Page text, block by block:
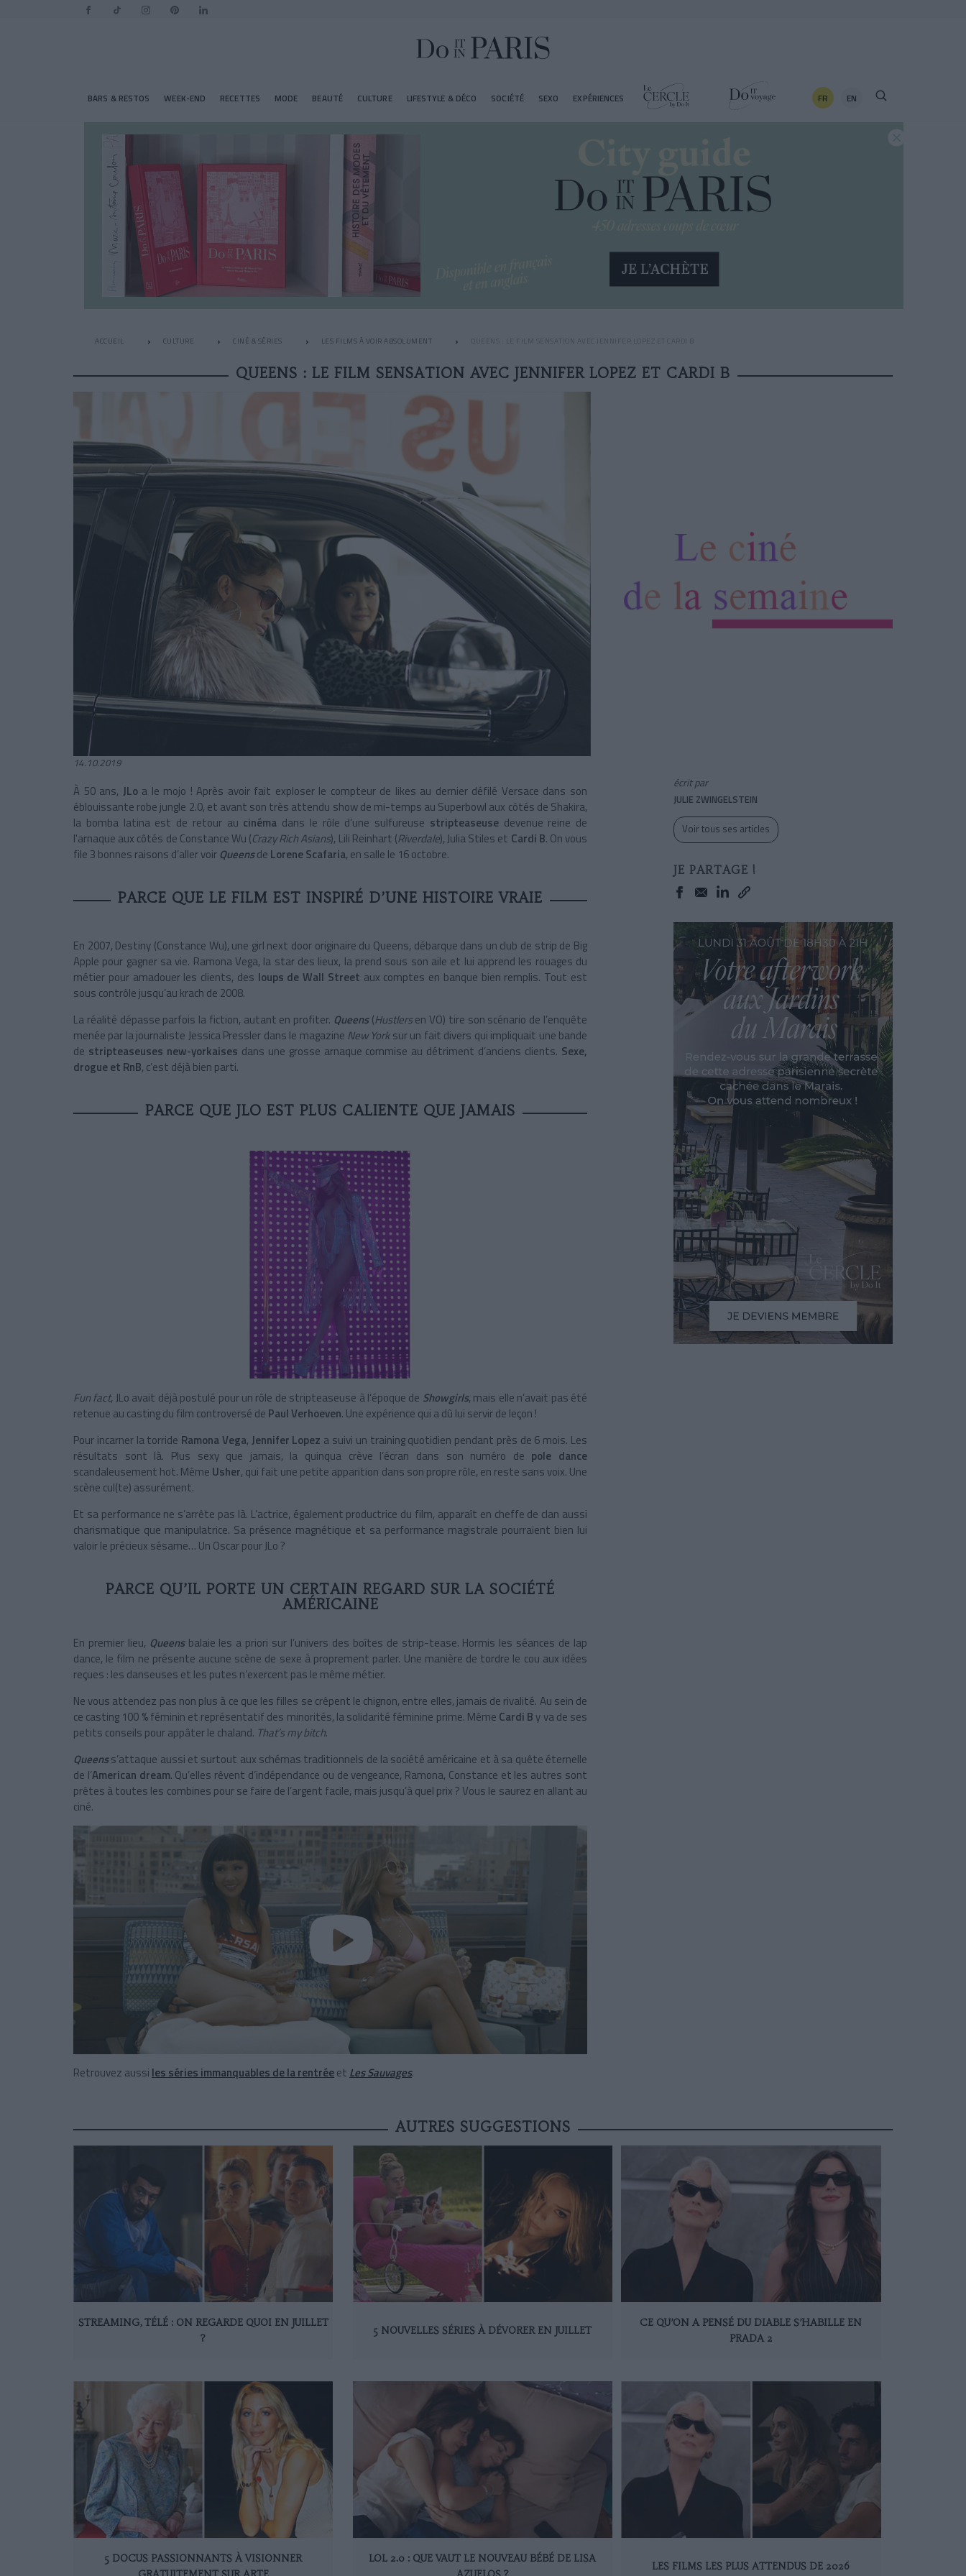
BARS & RESTOS WEEK-END RECETTES MODE BEAUTÉ CULTURE LIFESTYLE & DÉCO SOCIÉTÉ SEXO EXPÉRIENCES FR EN
ACCUEIL CULTURE CINÉ & SÉRIES LES FILMS À VOIR ABSOLUMENT QUEENS : LE FILM SENSATION AVEC JENNIFER LOPEZ ET CARDI B
QUEENS : LE FILM SENSATION AVEC JENNIFER LOPEZ ET CARDI B
14.10.2019
À 50 ans, JLo a le mojo ! Après avoir fait exploser le compteur de likes au dernier défilé Versace dans son
éblouissante robe jungle 2.0, et avant son très attendu show de mi-temps au Superbowl aux côtés de Shakira,
la bomba latina est de retour au cinéma dans le rôle d’une sulfureuse stripteaseuse devenue reine de
l'arnaque aux côtés de Constance Wu (Crazy Rich Asians), Lili Reinhart (Riverdale), Julia Stiles et Cardi B. On vous
file 3 bonnes raisons d’aller voir Queensde Lorene Scafaria, en salle le 16 octobre.
PARCE QUE LE FILM EST INSPIRÉ D’UNE HISTOIRE VRAIE
En 2007, Destiny (Constance Wu), une girl next door originaire du Queens, débarque dans un club de strip de Big
Apple pour gagner sa vie. Ramona Vega, la star des lieux, la prend sous son aile et lui apprend les rouages du
métier pour amadouer les clients, des loups de Wall Street aux comptes en banque bien remplis. Tout est
sous contrôle jusqu’au krach de 2008.
La réalité dépasse parfois la fiction, autant en profiter. Queens(Hustlersen VO) tire son scénario de l’enquête
menée par la journaliste Jessica Pressler dans le magazine New Yorksur un fait divers qui impliquait une bande
de stripteaseuses new-yorkaises dans une grosse arnaque commise au détriment d’anciens clients. Sexe,
drogue et RnB, c’est déjà bien parti.
PARCE QUE JLO EST PLUS CALIENTE QUE JAMAIS
Fun fact, JLo avait déjà postulé pour un rôle de stripteaseuse à l’époque de Showgirls, mais elle n’avait pas été
retenue au casting du film controversé de Paul Verhoeven. Une expérience qui a dû lui servir de leçon !
Pour incarner la torride Ramona Vega, Jennifer Lopez a suivi un training quotidien pendant près de 6 mois. Les
résultats sont là. Plus sexy que jamais, la quinqua crève l’écran dans son numéro de pole dance
scandaleusement hot. Même Usher, qui fait une petite apparition dans son propre rôle, en reste sans voix. Une
scène cul(te) assurément.
Et sa performance ne s’arrête pas là. L’actrice, également productrice du film, apparaît en cheffe de clan aussi
charismatique que manipulatrice. Sa présence magnétique et sa performance magistrale pourraient bien lui
valoir le précieux sésame… Un Oscar pour JLo ?
PARCE QU’IL PORTE UN CERTAIN REGARD SUR LA SOCIÉTÉ
AMÉRICAINE
En premier lieu, Queens balaie les a priori sur l’univers des boîtes de strip-tease. Hormis les séances de lap
dance, le film ne présente aucune scène de sexe à proprement parler. Une manière de tordre le cou aux idées
reçues : les danseuses et les putes n’exercent pas le même métier.
Ne vous attendez pas non plus à ce que les filles se crêpent le chignon, entre elles, jamais de rivalité. Au sein de
ce casting 100 % féminin et représentatif des minorités, la solidarité féminine prime. Même Cardi By va de ses
petits conseils pour appâter le chaland. That’s my bitch.
Queenss’attaque aussi et surtout aux schémas traditionnels de la société américaine et à sa quête éternelle
de l’American dream. Qu’elles rêvent d’indépendance ou de vengeance, Ramona, Constance et les autres sont
prêtes à toutes les combines pour se faire de l’argent facile, mais jusqu’à quel prix ? Vous le saurez en allant au
ciné.
Retrouvez aussi les séries immanquables de la rentréeet Les Sauvages.
écrit par
JULIE ZWINGELSTEIN
Voir tous ses articles
JE PARTAGE !
AUTRES SUGGESTIONS
STREAMING, TÉLÉ : ON REGARDE QUOI EN JUILLET
?
5 NOUVELLES SÉRIES À DÉVORER EN JUILLET
CE QU’ON A PENSÉ DU DIABLE S’HABILLE EN
PRADA 2
5 DOCUS PASSIONNANTS À VISIONNER
LOL 2.0 : QUE VAUT LE NOUVEAU BÉBÉ DE LISA
LES FILMS LES PLUS ATTENDUS DE 2026